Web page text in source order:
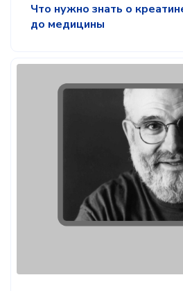
Что нужно знать о
до медицины